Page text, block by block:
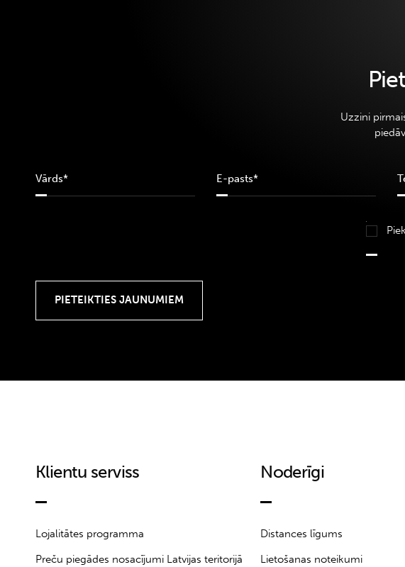
Uzzini
Klientu serviss
Lojalitātes programma
Preču piegādes nosacījumi Latvijas teritorijā
Noderīgi
Distances līgums
Lietošanas noteikumi